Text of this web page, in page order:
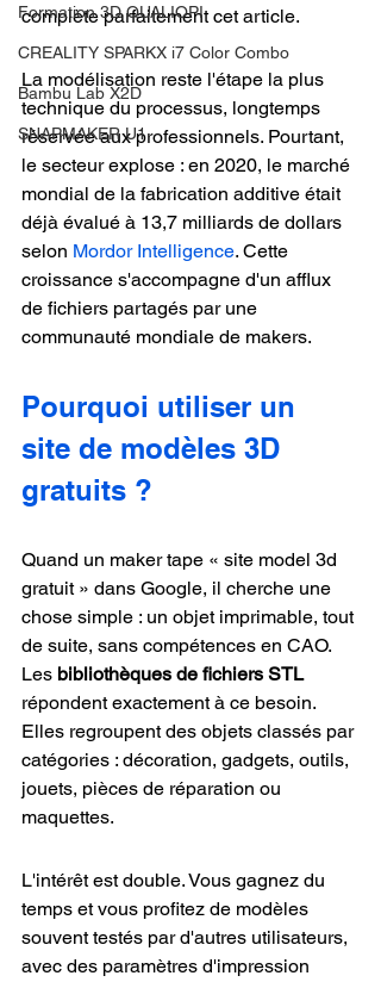
Formation 3D QUALIOPI
CREALITY SPARKX i7 Color Combo
Bambu Lab X2D
SNAPMAKER U1
complète parfaitement cet article.
La modélisation reste l'étape la plus
technique du processus, longtemps
réservée aux professionnels. Pourtant,
le secteur explose : en 2020, le marché
mondial de la fabrication additive était
déjà évalué à 13,7 milliards de dollars
selon Mordor Intelligence. Cette
croissance s'accompagne d'un afflux
de fichiers partagés par une
communauté mondiale de makers.
Pourquoi utiliser un
site de modèles 3D
gratuits ?
Quand un maker tape « site model 3d
gratuit » dans Google, il cherche une
chose simple : un objet imprimable, tout
de suite, sans compétences en CAO.
Les bibliothèques de fichiers STL
répondent exactement à ce besoin.
Elles regroupent des objets classés par
catégories : décoration, gadgets, outils,
jouets, pièces de réparation ou
maquettes.
L'intérêt est double. Vous gagnez du
temps et vous profitez de modèles
souvent testés par d'autres utilisateurs,
avec des paramètres d'impression